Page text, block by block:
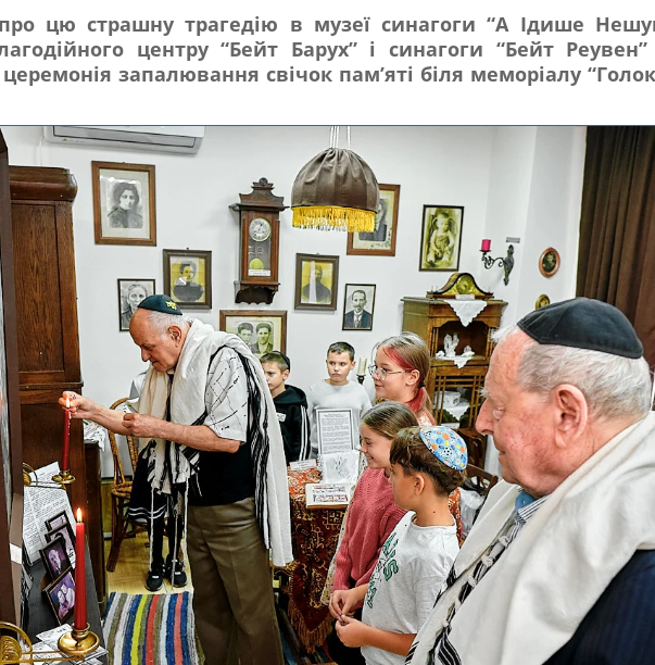
цю страшну трагедію в музеї синагоги “А Ідише
центру “Бейт Барух” і синагоги “Бейт
запалювання свічок пам’яті біля меморіалу